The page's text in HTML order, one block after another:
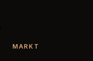
MARKT